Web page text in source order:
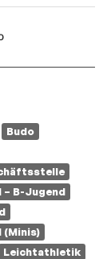
Budo
– B-Jugend
(Minis)
Leichtathletik